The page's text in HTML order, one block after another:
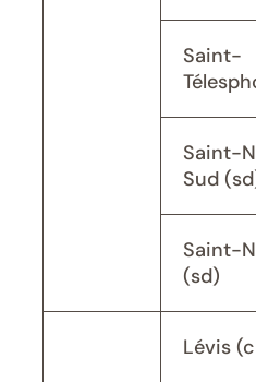
Saint-
Saint-
Sud
Saint-
(sd)
Lévis